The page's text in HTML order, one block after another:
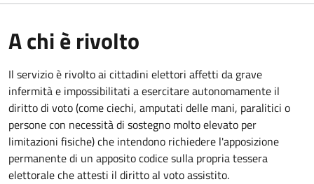
A chi è rivolto
Il servizio è rivolto ai cittadini elettori affetti da grave
infermità e impossibilitati a esercitare autonomamente il
diritto di voto (come ciechi, amputati delle mani, paralitici o
persone con necessità di sostegno molto elevato per
limitazioni fisiche) che intendono richiedere l'apposizione
permanente di un apposito codice sulla propria tessera
elettorale che attesti il diritto al voto assistito.